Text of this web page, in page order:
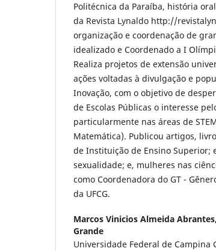
Politécnica da Paraíba, história
da Revista Lynaldo http://
organização e coordenação de
idealizado e Coordenado a I
Realiza projetos de extensão
ações voltadas à divulgação e
Inovação, com o objetivo de
de Escolas Públicas o interesse
particularmente nas áreas de
Matemática). Publicou artigos,
de Instituição de Ensino Superior;
sexualidade; e, mulheres nas
como Coordenadora do GT -
da UFCG.
Marcos Vinicios Almeida Abrantes,
Grande
Universidade Federal de Campina